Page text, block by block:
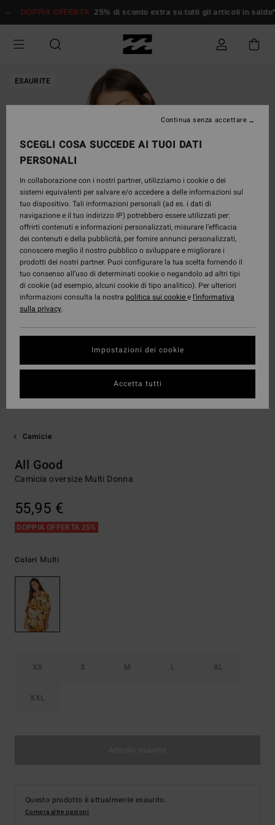
alle
prodotto
DOPPIA OFFERTA 25% di sconto extra su tutti gli articoli in saldo*
ESAURITE
Camicie
All Good
Camicia oversize Multi Donna
55,95 €
DOPPIA OFFERTA 25%
Colori Multi
XS S M L XL
XXL
Questo prodotto è attualmente esaurito.
Compra altre opzioni
SCEGLI COSA SUCCEDE AI TUOI DATI
PERSONALI
In collaborazione con i nostri partner, utilizziamo i cookie o dei
sistemi equivalenti per salvare e/o accedere a delle informazioni sul
tuo dispositivo. Tali informazioni personali (ad es. i dati di
navigazione e il tuo indirizzo IP) potrebbero essere utilizzati per:
offrirti contenuti e informazioni personalizzati, misurare l’efficacia
dei contenuti e della pubblicità, per fornire annunci personalizzati,
conoscere meglio il nostro pubblico o sviluppare e migliorare i
prodotti dei nostri partner. Puoi configurare la tua scelta fornendo il
tuo consenso all’uso di determinati cookie o negandolo ad altri tipi
di cookie (ad esempio, alcuni cookie di tipo analitico). Per ulteriori
informazioni consulta la nostra politica sui cookiee l'informativa
sulla privacy.
Impostazioni dei cookie
Continua senza accettare
Accetta tutti